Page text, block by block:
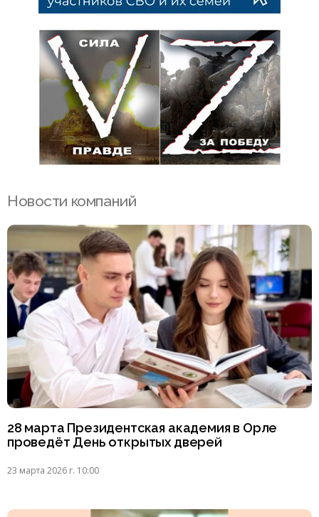
Новости компаний
28 марта Президентская академия в Орле
проведёт День открытых дверей
23 марта 2026 г. 10:00